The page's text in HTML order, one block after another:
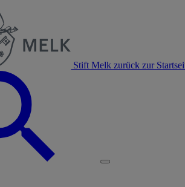
Stift Melk zurück zur